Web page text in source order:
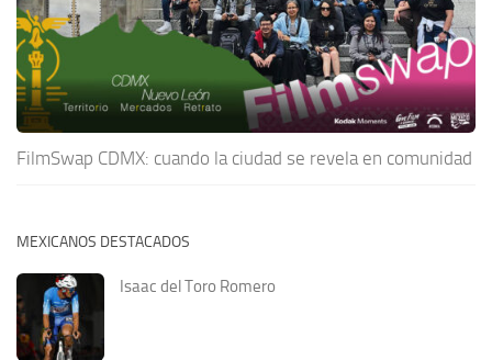
FilmSwap CDMX: cuando la ciudad se revela en comunidad
MEXICANOS DESTACADOS
Isaac del Toro Romero